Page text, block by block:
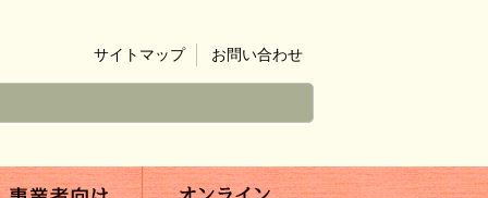
サイトマップ お問い合わせ